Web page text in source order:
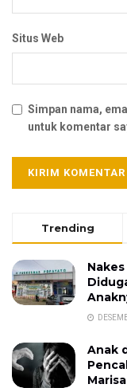
Situs Web
Simpan nama,
untuk komentar
Trending
Anak
Marisa